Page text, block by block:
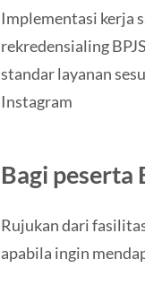
Implementasi kerja
rekredensialing
standar layanan
Instagram
Bagi peserta
Rujukan dari
apabila ingin